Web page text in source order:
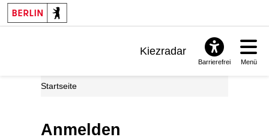
Kiezradar
Barrierefrei Menü
Startseite
Anmelden